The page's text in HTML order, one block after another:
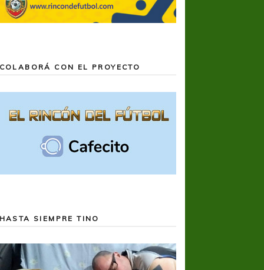
COLABORÁ CON EL PROYECTO
HASTA SIEMPRE TINO